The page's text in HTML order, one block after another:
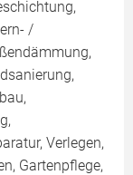
/
Verlegen,
Gartenpflege,